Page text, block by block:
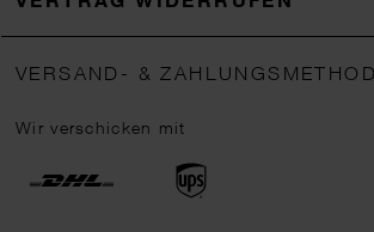
VERSAND- &
Wir verschicken mit